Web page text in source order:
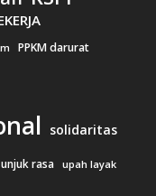
PPKM darurat
solidaritas
unjuk rasa upah layak